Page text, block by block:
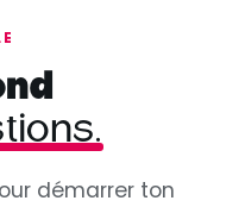
démarrer ton